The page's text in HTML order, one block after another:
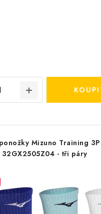
Mizuno Training 3P
32GX2505Z04 - tři páry